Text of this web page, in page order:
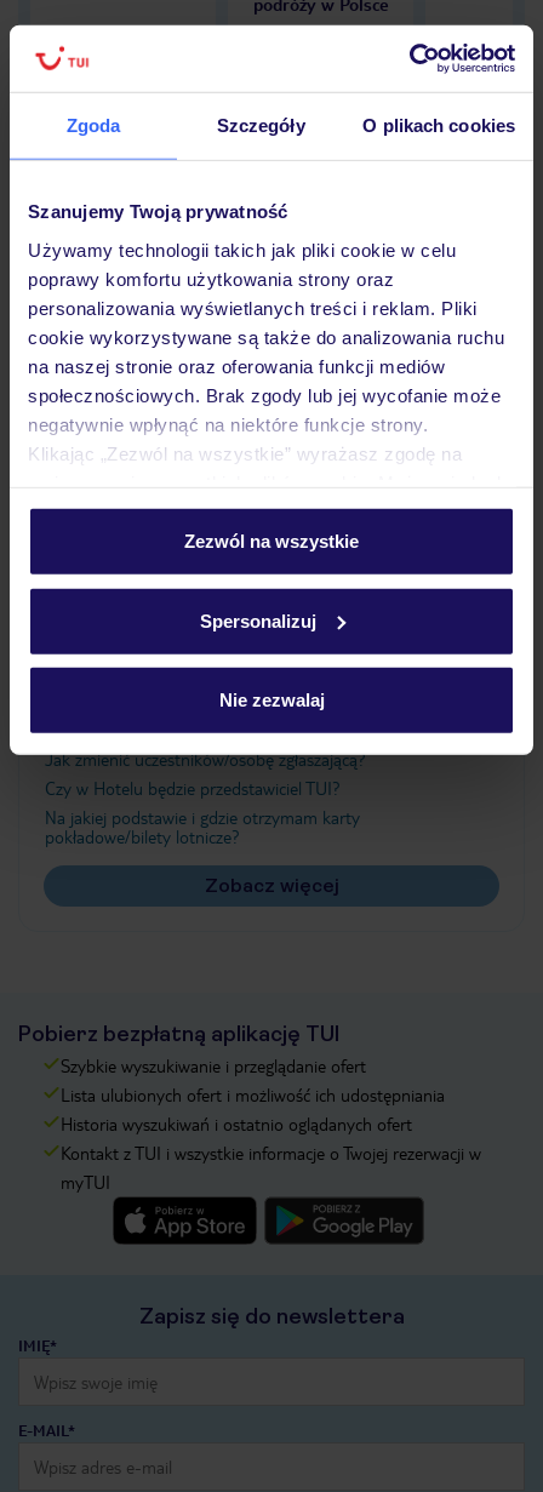
Zgoda Szczegóły O plikach cookies
Szanujemy Twoją prywatność
Używamy technologii takich jak pliki cookie w celu
poprawy komfortu użytkowania strony oraz
personalizowania wyświetlanych treści i reklam. Pliki
cookie wykorzystywane są także do analizowania ruchu
na naszej stronie oraz oferowania funkcji mediów
społecznościowych. Brak zgody lub jej wycofanie może
negatywnie wpłynąć na niektóre funkcje strony.
Klikając „Zezwól na wszystkie” wyrażasz zgodę na
personalizować swój wybór wchodząc w zakładkę
Szczegółowe informacje o plikach cookie znajdziesz
Zezwól na wszystkie
Spersonalizuj
Nie zezwalaj
Hotel
Opinie
Pokoje
Wyżywienie
Ważne informacje
Jak zmienić uczestników/osobę zgłaszającą?
Czy w Hotelu będzie przedstawiciel TUI?
Na jakiej podstawie i gdzie otrzymam karty
pokładowe/bilety lotnicze?
Zobacz więcej
Pobierz bezpłatną aplikację TUI
Szybkie wyszukiwanie i przeglądanie ofert
Lista ulubionych ofert i możliwość ich udostępniania
Historia wyszukiwań i ostatnio oglądanych ofert
Kontakt z TUI i wszystkie informacje o Twojej rezerwacji w
myTUI
Zapisz się do newslettera
IMIĘ*
E-MAIL*